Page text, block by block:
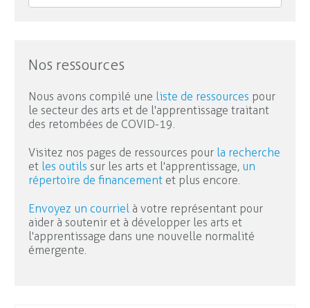
Nos ressources
Nous avons compilé une liste de ressources pour
le secteur des arts et de l'apprentissage traitant
des retombées de COVID-19.
Visitez nos pages de ressources pour la recherche
et les outils sur les arts et l'apprentissage, un
répertoire de financement et plus encore.
Envoyez un courriel à votre représentant pour
aider à soutenir et à développer les arts et
l'apprentissage dans une nouvelle normalité
émergente.